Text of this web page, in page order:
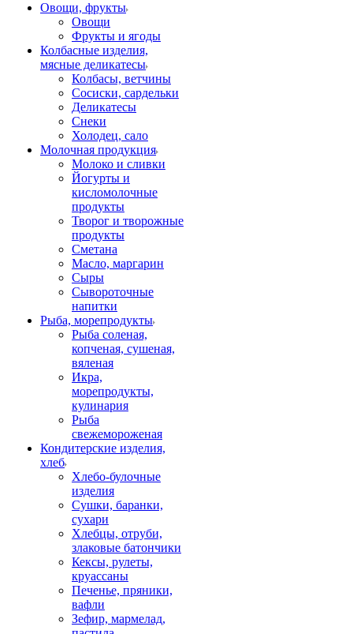
Овощи, фрукты
Овощи
Фрукты и ягоды
Колбасные изделия,
мясные деликатесы
Колбасы, ветчины
Сосиски, сардельки
Деликатесы
Снеки
Холодец, сало
Молочная продукция
Молоко и сливки
Йогурты и
кисломолочные
продукты
Творог и творожные
продукты
Сметана
Масло, маргарин
Сыры
Сывороточные
напитки
Рыба, морепродукты
Рыба соленая,
копченая, сушеная,
вяленая
Икра,
морепродукты,
кулинария
Рыба
свежемороженая
Кондитерские изделия,
хлеб
Хлебо-булочные
изделия
Сушки, баранки,
сухари
Хлебцы, отруби,
злаковые батончики
Кексы, рулеты,
круассаны
Печенье, пряники,
вафли
Зефир, мармелад,